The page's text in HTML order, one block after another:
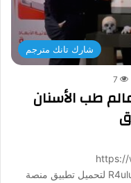
شارك تانك مترجم
7
طب الأسنان
https://
R4uluz9x_764NeqZw?sub_confirmation=1 لتحميل تطبيق منصة